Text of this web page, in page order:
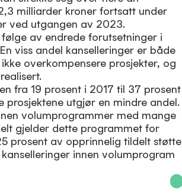
milliarder kroner fortsatt under
ved utgangen av 2023.
av endrede forutsetninger i
viss andel kanselleringer er både
overkompensere prosjekter, og
fra 19 prosent i 2017 til 37 prosent
prosjektene utgjør en mindre andel.
volumprogrammer med mange
gjelder dette programmet for
prosent av opprinnelig tildelt støtte
innen volumprogram